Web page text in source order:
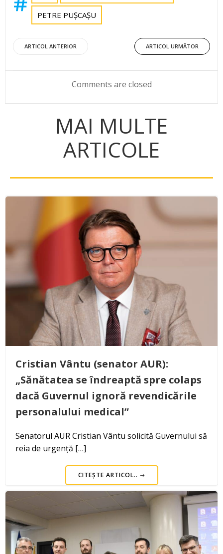
PETRE PUȘCAȘU
Post
navigation
ARTICOL ANTERIOR
Post
navigation
ARTICOL URMĂTOR
Comments are closed
MAI MULTE
ARTICOLE
Cristian Vântu (senator AUR):
„Sănătatea se îndreaptă spre colaps
dacă Guvernul ignoră revendicările
personalului medical”
Senatorul AUR Cristian Vântu solicită Guvernului să
reia de urgență […]
CITEȘTE ARTICOL..